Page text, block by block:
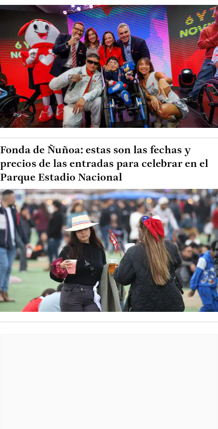
Fonda de Ñuñoa: estas son las fechas y
precios de las entradas para celebrar en el
Parque Estadio Nacional